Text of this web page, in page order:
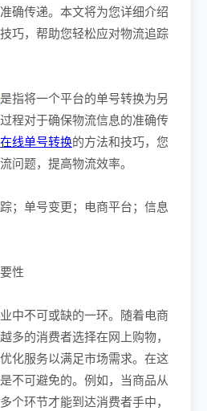
确传递。本文将为您详细介绍
巧，帮助您轻松应对物流追踪
是指将一个平台的单号转换为另
程对于确保物流信息的准确传
在线单号转换的方法和技巧，您
问题，提高物流效率。
；单号变更；电商平台；信息
性
中不可或缺的一环。随着电商
多的消费者选择在网上购物，
化服务以满足市场需求。在这
不可避免的。例如，当商品从
个环节才能到达消费者手中，